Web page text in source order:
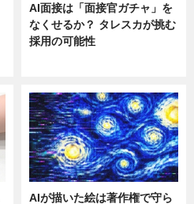
AI面接は「面接官ガチャ」を
なくせるか？ タレスカが挑む
採用の可能性
AIが描いた絵は著作権で守ら